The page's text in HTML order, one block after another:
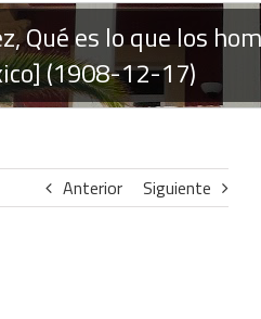
Qué es lo que los
(1908-12-17)
Anterior Siguiente